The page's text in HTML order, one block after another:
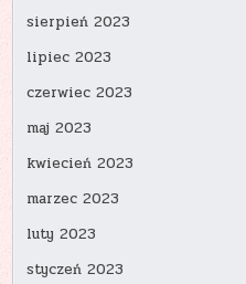
sierpień 2023
lipiec 2023
czerwiec 2023
maj 2023
kwiecień 2023
marzec 2023
luty 2023
styczeń 2023